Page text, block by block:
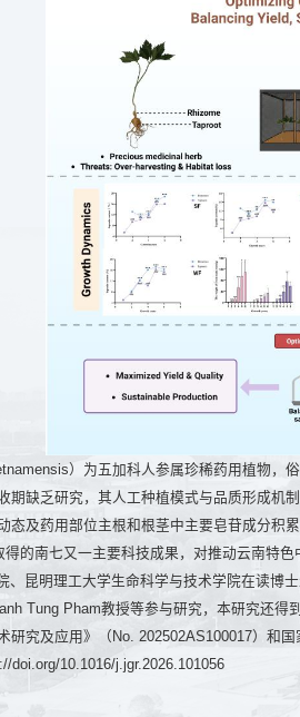
）为五加科人参属珍稀药用植物，
期缺乏研究，其人工种植模式与品质形成机
态及药用部位主根和根茎中主要皂苷成分积
得的南七又一主要科技成果，对推动云南特色
、昆明理工大学生命科学与技术学院在读博
Tung Pham教授等参与研究，本研究还
研究及应用》（No. 202502AS100017）和
doi.org/10.1016/j.jgr.2026.101056